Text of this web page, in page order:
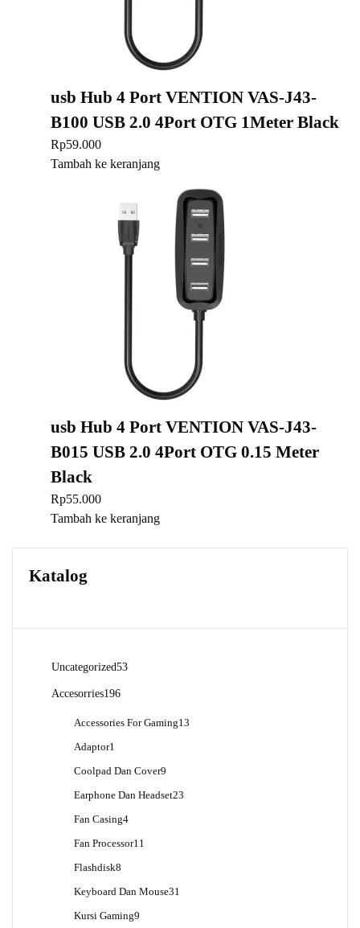
usb Hub 4 Port VENTION VAS-J43-
B100 USB 2.0 4Port OTG 1Meter Black
Rp59.000
Tambah ke keranjang
usb Hub 4 Port VENTION VAS-J43-
B015 USB 2.0 4Port OTG 0.15 Meter
Black
Rp55.000
Tambah ke keranjang
Katalog
Uncategorized5353
Accesorries196196
Accessories For Gaming13
Adaptor1
Coolpad Dan Cover9
Earphone Dan Headset23
Fan Casing44
Fan Processor11
Flashdisk8
Keyboard Dan Mouse31
Kursi Gaming9